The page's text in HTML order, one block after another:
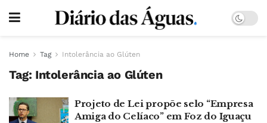
Home Tag Intolerância ao Glúten
Tag: Intolerância ao Glúten
Projeto de Lei propõe selo “Empresa
Amiga do Celíaco” em Foz do Iguaçu